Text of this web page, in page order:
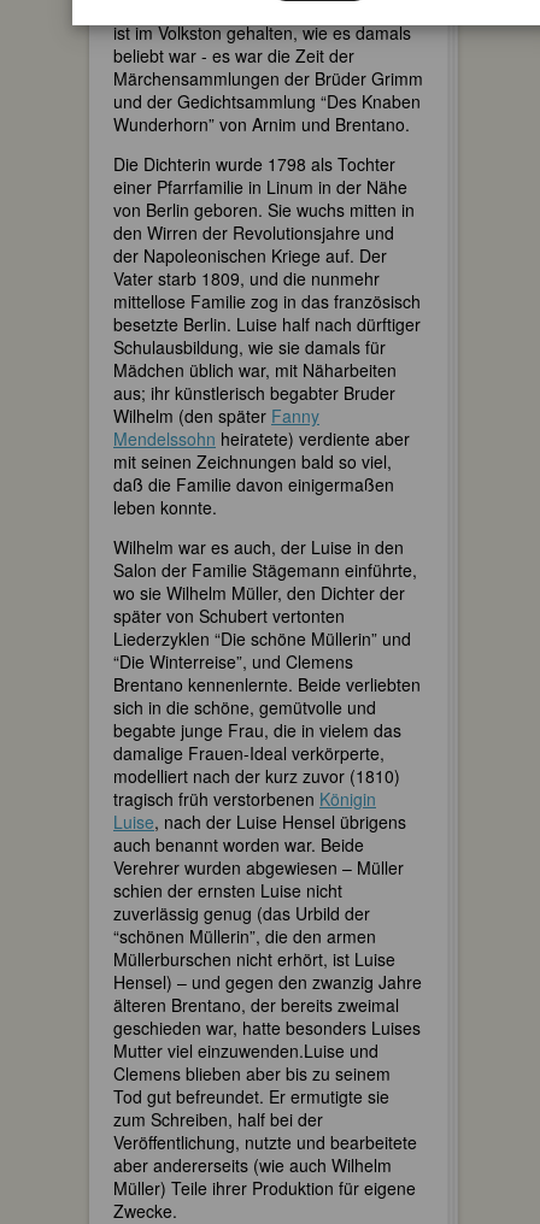
ist im Volkston gehalten, wie es damals
beliebt war - es war die Zeit der
Märchensammlungen der Brüder Grimm
und der Gedichtsammlung “Des Knaben
Wunderhorn” von Arnim und Brentano.
Die Dichterin wurde 1798 als Tochter
einer Pfarrfamilie in Linum in der Nähe
von Berlin geboren. Sie wuchs mitten in
den Wirren der Revolutionsjahre und
der Napoleonischen Kriege auf. Der
Vater starb 1809, und die nunmehr
mittellose Familie zog in das französisch
besetzte Berlin. Luise half nach dürftiger
Schulausbildung, wie sie damals für
Mädchen üblich war, mit Näharbeiten
aus; ihr künstlerisch begabter Bruder
Wilhelm (den später Fanny
Mendelssohn heiratete) verdiente aber
mit seinen Zeichnungen bald so viel,
daß die Familie davon einigermaßen
leben konnte.
Wilhelm war es auch, der Luise in den
Salon der Familie Stägemann einführte,
wo sie Wilhelm Müller, den Dichter der
später von Schubert vertonten
Liederzyklen “Die schöne Müllerin” und
“Die Winterreise”, und Clemens
Brentano kennenlernte. Beide verliebten
sich in die schöne, gemütvolle und
begabte junge Frau, die in vielem das
damalige Frauen-Ideal verkörperte,
modelliert nach der kurz zuvor (1810)
tragisch früh verstorbenen Königin
Luise, nach der Luise Hensel übrigens
auch benannt worden war. Beide
Verehrer wurden abgewiesen – Müller
schien der ernsten Luise nicht
zuverlässig genug (das Urbild der
“schönen Müllerin”, die den armen
Müllerburschen nicht erhört, ist Luise
Hensel) – und gegen den zwanzig Jahre
älteren Brentano, der bereits zweimal
geschieden war, hatte besonders Luises
Mutter viel einzuwenden.Luise und
Clemens blieben aber bis zu seinem
Tod gut befreundet. Er ermutigte sie
zum Schreiben, half bei der
Veröffentlichung, nutzte und bearbeitete
aber andererseits (wie auch Wilhelm
Müller) Teile ihrer Produktion für eigene
Zwecke.